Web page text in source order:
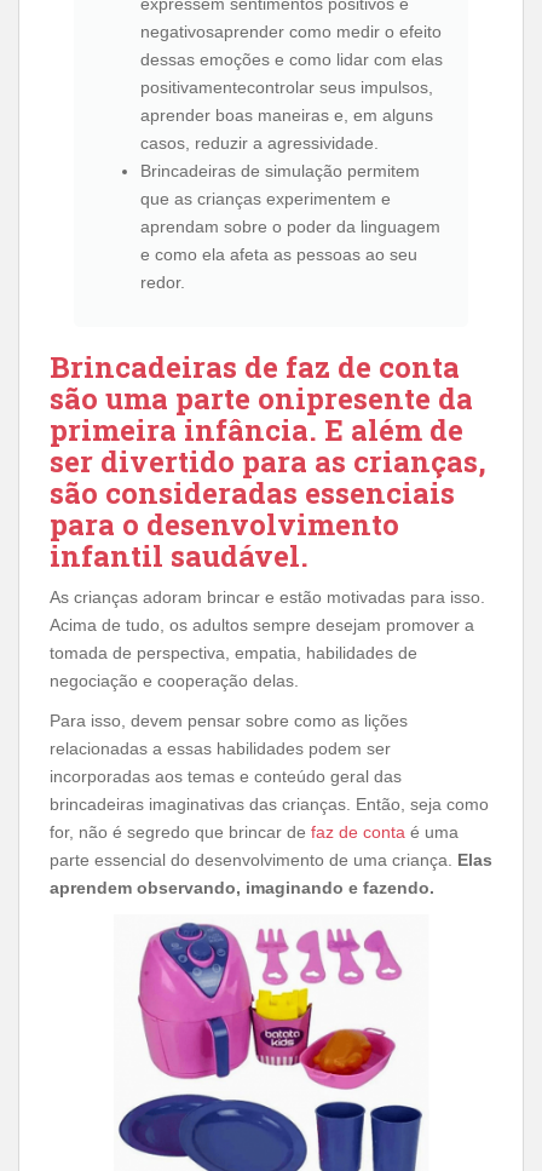
negativosaprender como medir o efeito
dessas emoções e como lidar com elas
positivamentecontrolar seus impulsos,
aprender boas maneiras e, em alguns
casos, reduzir a agressividade.
Brincadeiras de simulação permitem
que as crianças experimentem e
aprendam sobre o poder da linguagem
e como ela afeta as pessoas ao seu
redor.
Brincadeiras de faz de conta
são uma parte onipresente da
primeira infância. E além de
ser divertido para as crianças,
são consideradas essenciais
para o desenvolvimento
infantil saudável.
As crianças adoram brincar e estão motivadas para isso.
Acima de tudo, os adultos sempre desejam promover a
tomada de perspectiva, empatia, habilidades de
negociação e cooperação delas.
Para isso, devem pensar sobre como as lições
relacionadas a essas habilidades podem ser
incorporadas aos temas e conteúdo geral das
brincadeiras imaginativas das crianças. Então, seja como
for, não é segredo que brincar de faz de conta é uma
parte essencial do desenvolvimento de uma criança. Elas
aprendem observando, imaginando e fazendo.